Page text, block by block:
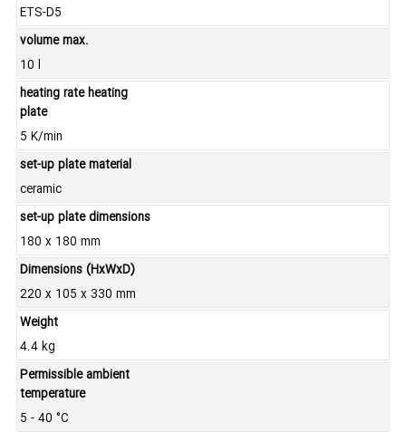
ETS-D5
volume max.
10 l
heating rate heating
plate
5 K/min
set-up plate material
ceramic
set-up plate dimensions
180 x 180 mm
Dimensions (HxWxD)
220 x 105 x 330 mm
Weight
4.4 kg
Permissible ambient
temperature
5 - 40 °C